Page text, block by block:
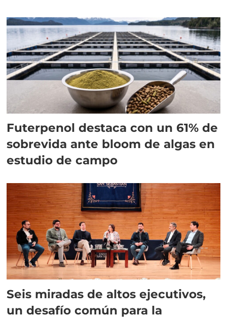
Futerpenol destaca con un 61% de
sobrevida ante bloom de algas en
estudio de campo
Seis miradas de altos ejecutivos,
un desafío común para la